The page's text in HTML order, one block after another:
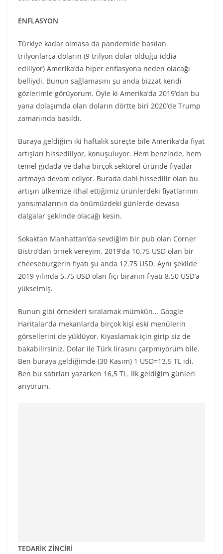
ENFLASYON
Türkiye kadar olmasa da pandemide basılan
trilyonlarca doların (9 trilyon dolar olduğu iddia
ediliyor) Amerika’da hiper enflasyona neden olacağı
belliydi. Bunun sağlamasını şu anda bizzat kendi
gözlerimle görüyorum. Öyle ki Amerika’da 2019’dan bu
yana dolaşımda olan doların dörtte biri 2020’de Trump
zamanında basıldı.
Buraya geldiğim iki haftalık süreçte bile Amerika’da fiyat
artışları hissediliyor, konuşuluyor. Hem benzinde, hem
temel gıdada ve daha birçok sektörel üründe fiyatlar
artmaya devam ediyor. Burada dahi hissedilir olan bu
artışın ülkemize ithal ettiğimiz ürünlerdeki fiyatlarının
yansımalarının da önümüzdeki günlerde devasa
dalgalar şeklinde olacağı kesin.
Sokaktan Manhattan’da sevdiğim bir pub olan Corner
Bistro’dan örnek vereyim. 2019’da 10.75 USD olan bir
cheeseburgerin fiyatı şu anda 12.75 USD. Aynı şekilde
2019 yılında 5.75 USD olan fıçı biranın fiyatı 8.50 USD’a
yükselmiş.
Bunun gibi örnekleri sıralamak mümkün… Google
Haritalar’da mekanlarda birçok kişi eski menülerin
görsellerini de yüklüyor. Kıyaslamak için girip siz de
bakabilirsiniz. Dolar ile Türk lirasını çarpmıyorum bile.
Ben buraya geldiğimde (30 Kasım) 1 USD=13,5 TL idi.
Ben bu satırları yazarken 16,5 TL. İlk geldiğim günleri
arıyorum.
TEDARİK ZİNCİRİ